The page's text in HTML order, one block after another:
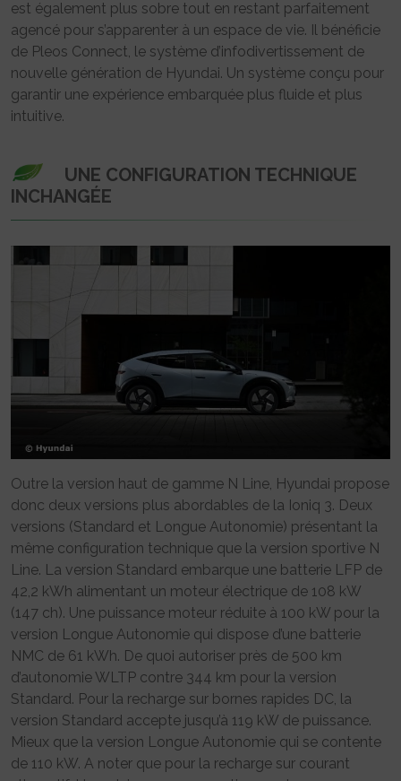
est également plus sobre tout en restant parfaitement
agencé pour s’apparenter à un espace de vie. Il bénéficie
de Pleos Connect, le système d’infodivertissement de
nouvelle génération de Hyundai. Un système conçu pour
garantir une expérience embarquée plus fluide et plus
intuitive.
UNE CONFIGURATION TECHNIQUE
INCHANGÉE
Outre la version haut de gamme N Line, Hyundai propose
donc deux versions plus abordables de la Ioniq 3. Deux
versions (Standard et Longue Autonomie) présentant la
même configuration technique que la version sportive N
Line. La version Standard embarque une batterie LFP de
42,2 kWh alimentant un moteur électrique de 108 kW
(147 ch). Une puissance moteur réduite à 100 kW pour la
version Longue Autonomie qui dispose d’une batterie
NMC de 61 kWh. De quoi autoriser près de 500 km
d’autonomie WLTP contre 344 km pour la version
Standard. Pour la recharge sur bornes rapides DC, la
version Standard accepte jusqu’à 119 kW de puissance.
Mieux que la version Longue Autonomie qui se contente
de 110 kW. A noter que pour la recharge sur courant